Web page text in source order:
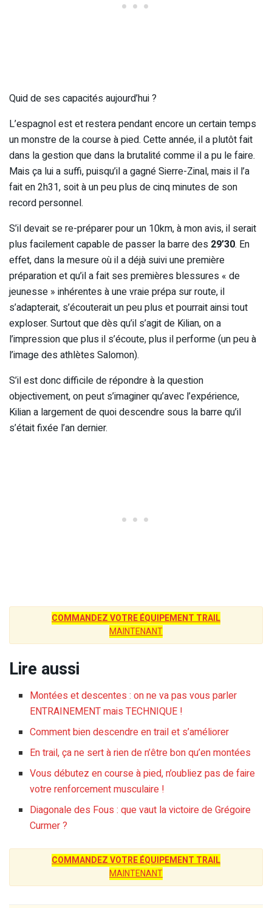
Quid de ses capacités aujourd’hui ?
L’espagnol est et restera pendant encore un certain temps
un monstre de la course à pied. Cette année, il a plutôt fait
dans la gestion que dans la brutalité comme il a pu le faire.
Mais ça lui a suffi, puisqu’il a gagné Sierre-Zinal, mais il l’a
fait en 2h31, soit à un peu plus de cinq minutes de son
record personnel.
S’il devait se re-préparer pour un 10km, à mon avis, il serait
plus facilement capable de passer la barre des 29’30. En
effet, dans la mesure où il a déjà suivi une première
préparation et qu’il a fait ses premières blessures « de
jeunesse » inhérentes à une vraie prépa sur route, il
s’adapterait, s’écouterait un peu plus et pourrait ainsi tout
exploser. Surtout que dès qu’il s’agit de Kilian, on a
l’impression que plus il s’écoute, plus il performe (un peu à
l’image des athlètes Salomon).
S’il est donc difficile de répondre à la question
objectivement, on peut s’imaginer qu’avec l’expérience,
Kilian a largement de quoi descendre sous la barre qu’il
s’était fixée l’an dernier.
COMMANDEZ VOTRE ÉQUIPEMENT TRAIL
MAINTENANT
Lire aussi
Montées et descentes : on ne va pas vous parler
ENTRAINEMENT mais TECHNIQUE !
Comment bien descendre en trail et s’améliorer
En trail, ça ne sert à rien de n’être bon qu’en montées
Vous débutez en course à pied, n’oubliez pas de faire
votre renforcement musculaire !
Diagonale des Fous : que vaut la victoire de Grégoire
Curmer ?
COMMANDEZ VOTRE ÉQUIPEMENT TRAIL
MAINTENANT